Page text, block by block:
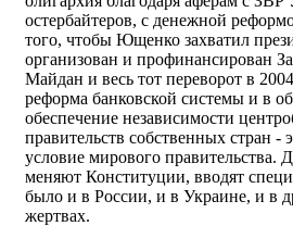
остербайтеров, с денежной
того, чтобы Ющенко захватил
организован и профинансирован
Майдан и весь тот переворот в
реформа банковской системы и в
обеспечение независимости
правительств собственных стран -
условие мирового правительства.
меняют Конституции, вводят
было и в России, и в Украине, и в
жертвах.